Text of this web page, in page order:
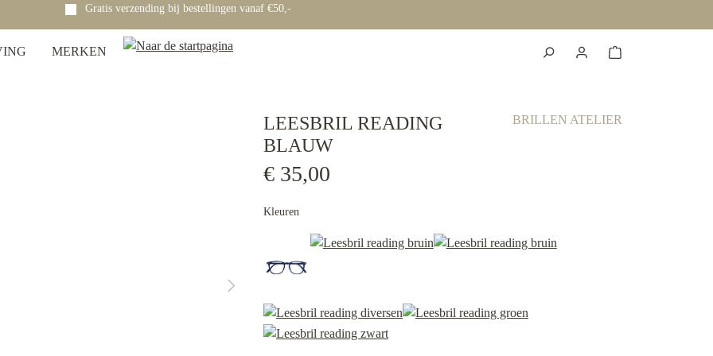
Gratis verzending bij bestellingen vanaf €50,-
MERKEN
LEESBRIL READING
BLAUW
BRILLEN ATELIER
€ 35,00
Kleuren